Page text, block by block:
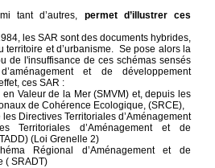
tant d’autres, permet d’illustrer ces
les SAR sont des documents hybrides,
territoire et d’urbanisme. Se pose alors la
de l'insuffisance de ces schémas sensés
et de développement
ces SAR :
en Valeur de la Mer (SMVM) et, depuis les
de Cohérence Ecologique, (SRCE),
Directives Territoriales d’Aménagement
Territoriales d’Aménagement et de
(Loi Grenelle 2)
Régional d’Aménagement et de
( SRADT)